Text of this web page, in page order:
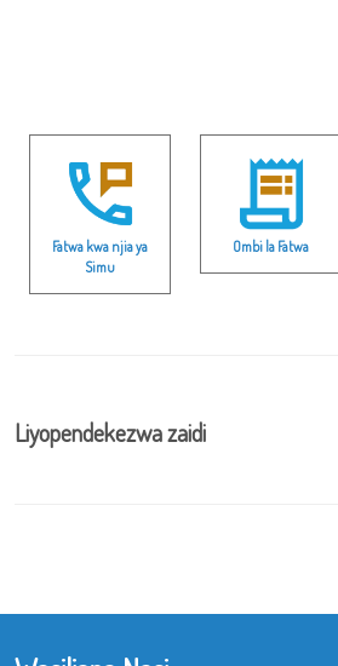
Fatwa kwa njia ya
Simu
Ombi la Fatwa
Liyopendekezwa zaidi